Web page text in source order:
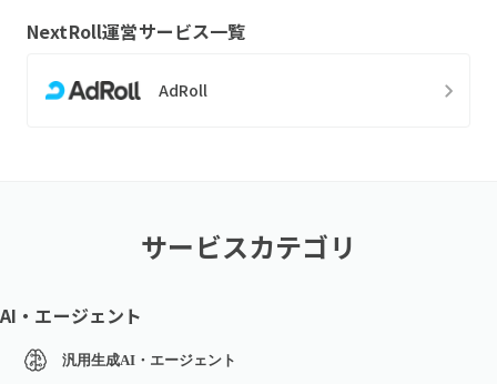
NextRoll運営サービス一覧
AdRoll
サービスカテゴリ
AI・エージェント
汎用生成AI・エージェント